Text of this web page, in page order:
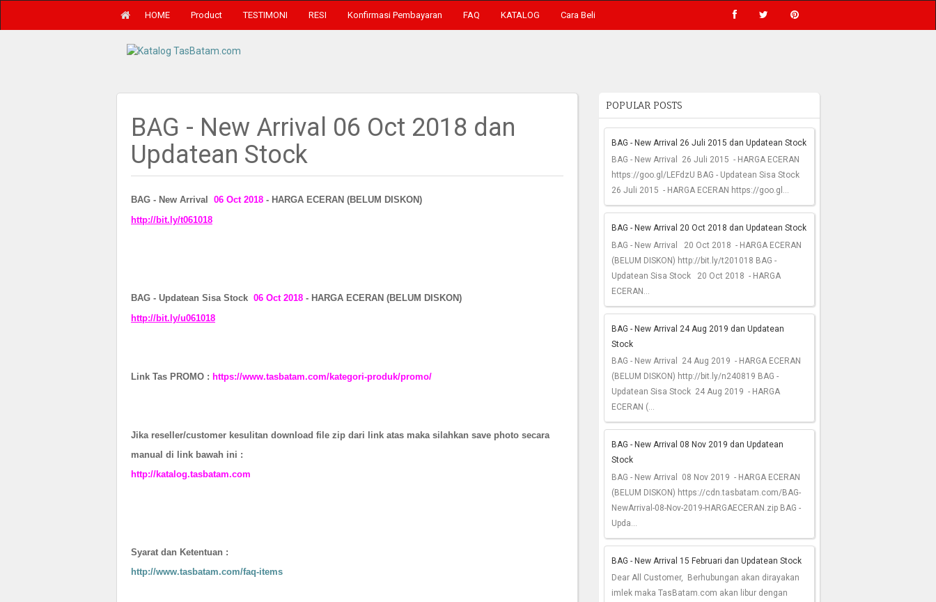
HOME Product TESTIMONI RESI Konfirmasi Pembayaran FAQ KATALOG Cara Beli
BAG - New Arrival 06 Oct 2018 dan
Updatean Stock
BAG - New Arrival 06 Oct 2018 - HARGA ECERAN (BELUM DISKON)
http://bit.ly/t061018
BAG - Updatean Sisa Stock 06 Oct 2018 - HARGA ECERAN (BELUM DISKON)
http://bit.ly/u061018
Link Tas PROMO : https://www.tasbatam.com/kategori-produk/promo/
Jika reseller/customer kesulitan download file zip dari link atas maka silahkan save photo secara
manual di link bawah ini :
http://katalog.tasbatam.com
Syarat dan Ketentuan :
http://www.tasbatam.com/faq-items
POPULAR POSTS
BAG - New Arrival 26 Juli 2015 dan Updatean Stock
BAG - New Arrival 26 Juli 2015 - HARGA ECERAN
https://goo.gl/LEFdzU BAG - Updatean Sisa Stock
26 Juli 2015 - HARGA ECERAN https://goo.gl...
BAG - New Arrival 20 Oct 2018 dan Updatean Stock
BAG - New Arrival 20 Oct 2018 - HARGA ECERAN
(BELUM DISKON) http://bit.ly/t201018 BAG -
Updatean Sisa Stock 20 Oct 2018 - HARGA
ECERAN...
BAG - New Arrival 24 Aug 2019 dan Updatean
Stock
BAG - New Arrival 24 Aug 2019 - HARGA ECERAN
(BELUM DISKON) http://bit.ly/n240819 BAG -
Updatean Sisa Stock 24 Aug 2019 - HARGA
ECERAN (...
BAG - New Arrival 08 Nov 2019 dan Updatean
Stock
BAG - New Arrival 08 Nov 2019 - HARGA ECERAN
(BELUM DISKON) https://cdn.tasbatam.com/BAG-
NewArrival-08-Nov-2019-HARGAECERAN.zip BAG -
Upda...
BAG - New Arrival 15 Februari dan Updatean Stock
Dear All Customer, Berhubungan akan dirayakan
imlek maka TasBatam.com akan libur dengan